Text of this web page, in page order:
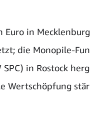
Euro in
die Monopile-
in Rostock
Wertschöpfung